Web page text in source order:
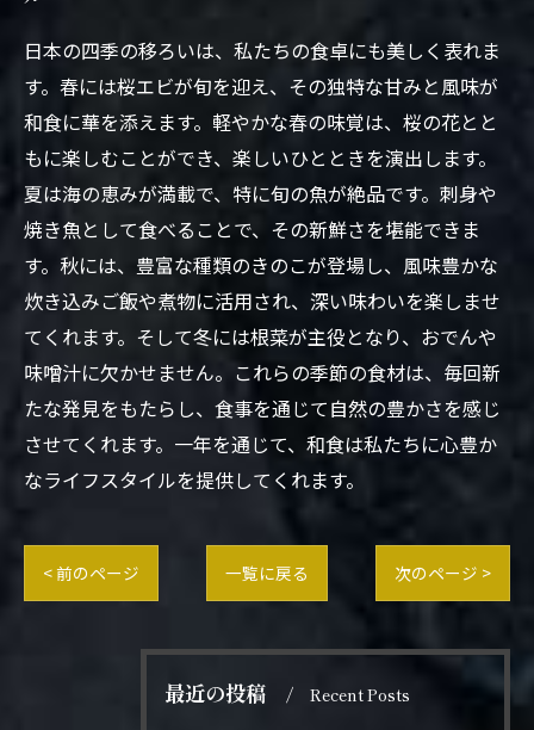
日本の四季の移ろいは、私たちの食卓にも美しく表れま
す。春には桜エビが旬を迎え、その独特な甘みと風味が
和食に華を添えます。軽やかな春の味覚は、桜の花とと
もに楽しむことができ、楽しいひとときを演出します。
夏は海の恵みが満載で、特に旬の魚が絶品です。刺身や
焼き魚として食べることで、その新鮮さを堪能できま
す。秋には、豊富な種類のきのこが登場し、風味豊かな
炊き込みご飯や煮物に活用され、深い味わいを楽しませ
てくれます。そして冬には根菜が主役となり、おでんや
味噌汁に欠かせません。これらの季節の食材は、毎回新
たな発見をもたらし、食事を通じて自然の豊かさを感じ
させてくれます。一年を通じて、和食は私たちに心豊か
なライフスタイルを提供してくれます。
< 前のページ 一覧に戻る 次のページ >
最近の投稿 Recent Posts